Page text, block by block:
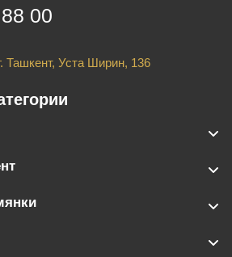
00
Ташкент, Уста Ширин, 136